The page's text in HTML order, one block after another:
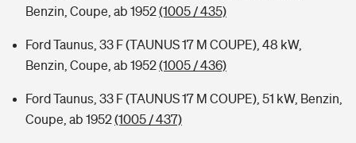
Benzin, Coupe, ab 1952(1005 / 435)
Ford Taunus, 33 F (TAUNUS 17 M COUPE), 48 kW,
Benzin, Coupe, ab 1952(1005 / 436)
Ford Taunus, 33 F (TAUNUS 17 M COUPE), 51 kW, Benzin,
Coupe, ab 1952(1005 / 437)